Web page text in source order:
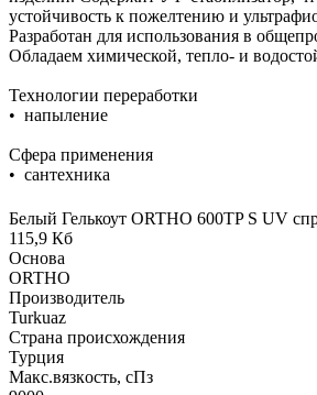
устойчивость к пожелтению и
Разработан для использования в
Обладаем химической, тепло- и
Технологии переработки
• напыление
Сфера применения
• сантехника
Белый Гелькоут ORTHO 600TP S UV
115,9 Кб
Основа
ORTHO
Производитель
Turkuaz
Страна происхождения
Турция
Макс.вязкoсть, сПз